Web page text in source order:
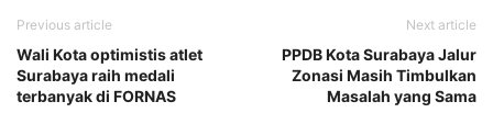
Previous article
Wali Kota optimistis atlet
Surabaya raih medali
terbanyak di FORNAS
Next article
PPDB Kota Surabaya Jalur
Zonasi Masih Timbulkan
Masalah yang Sama